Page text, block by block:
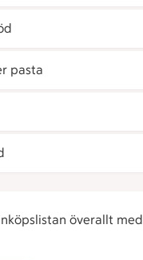
pasta
överallt med